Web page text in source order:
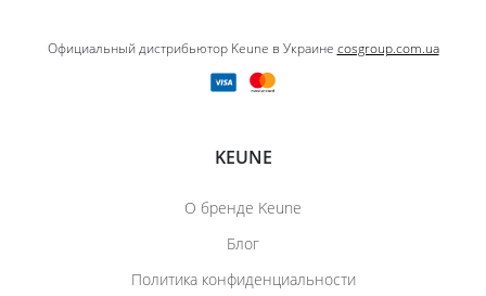
Официальный дистрибьютор Keune в Украине cosgroup.com.ua
KEUNE
О бренде Keune
Блог
Политика конфиденциальности